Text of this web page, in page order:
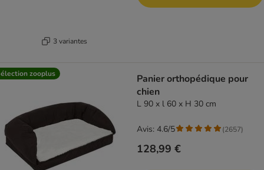
3 variantes
zooplus
Panier orthopédique pour
chien
L 90 x l 60 x H 30 cm
128,99 €
Avis: 4.6/5 (2657)